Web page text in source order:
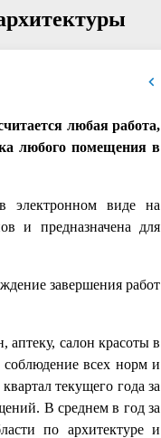
любая работа,
любого помещения в
электронном виде на
и предназначена для
завершения работ
салон красоты в
всех норм и
текущего года за
В среднем в год за
по архитектуре и